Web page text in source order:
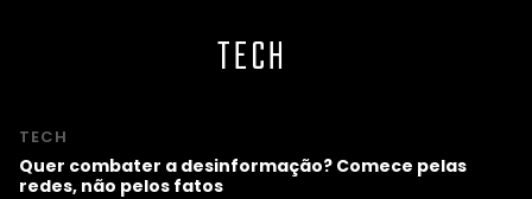
TECH
TECH
Quer combater a desinformação? Comece pelas
redes, não pelos fatos